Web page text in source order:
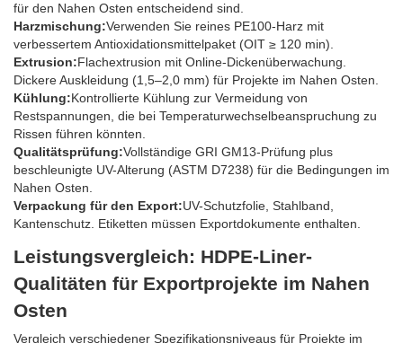
für den Nahen Osten entscheidend sind.
Harzmischung:Verwenden Sie reines PE100-Harz mit
verbessertem Antioxidationsmittelpaket (OIT ≥ 120 min).
Extrusion:Flachextrusion mit Online-Dickenüberwachung.
Dickere Auskleidung (1,5–2,0 mm) für Projekte im Nahen Osten.
Kühlung:Kontrollierte Kühlung zur Vermeidung von
Restspannungen, die bei Temperaturwechselbeanspruchung zu
Rissen führen könnten.
Qualitätsprüfung:Vollständige GRI GM13-Prüfung plus
beschleunigte UV-Alterung (ASTM D7238) für die Bedingungen im
Nahen Osten.
Verpackung für den Export:UV-Schutzfolie, Stahlband,
Kantenschutz. Etiketten müssen Exportdokumente enthalten.
Leistungsvergleich: HDPE-Liner-
Qualitäten für Exportprojekte im Nahen
Osten
Vergleich verschiedener Spezifikationsniveaus für Projekte im